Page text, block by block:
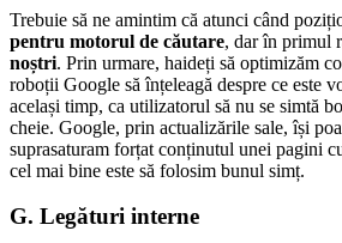
Trebuie să ne amintim că atunci când
pentru motorul de căutare, dar în primul
noștri. Prin urmare, haideți să optimizăm
roboții Google să înțeleagă despre ce este
același timp, ca utilizatorul să nu se simtă
cheie. Google, prin actualizările sale, își
suprasaturam forțat conținutul unei pagini
cel mai bine este să folosim bunul simț.
G. Legături interne